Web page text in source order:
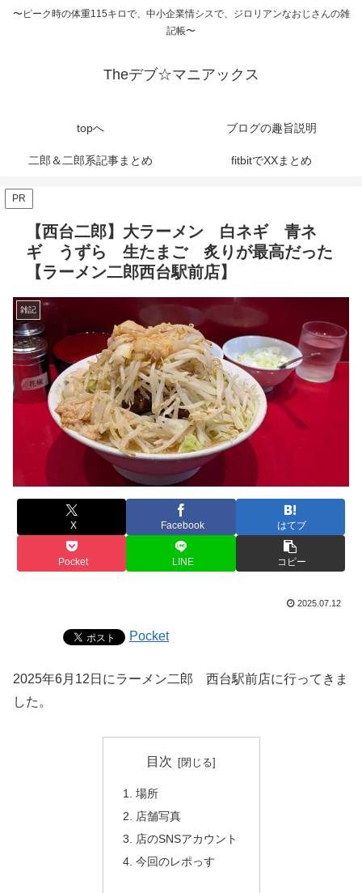
〜ピーク時の体重115キロで、中小企業情シスで、ジロリアンなおじさんの雑
記帳〜
Theデブ☆マニアックス
topへ ブログの趣旨説明
二郎＆二郎系記事まとめ fitbitでXXまとめ
PR
【西台二郎】大ラーメン 白ネギ 青ネ
ギ うずら 生たまご 炙りが最高だった
【ラーメン二郎西台駅前店】
雑記
X Facebook はてブ
Pocket LINE コピー
2025.07.12
Pocket
2025年6月12日にラーメン二郎 西台駅前店に行ってきま
した。
目次
場所
店舗写真
店のSNSアカウント
今回のレポっす